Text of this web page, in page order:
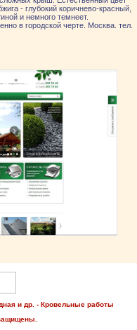
- глубокий коричнево-красный,
и немного темнеет.
в городской черте. Москва. тел.
и др. - Кровельные работы